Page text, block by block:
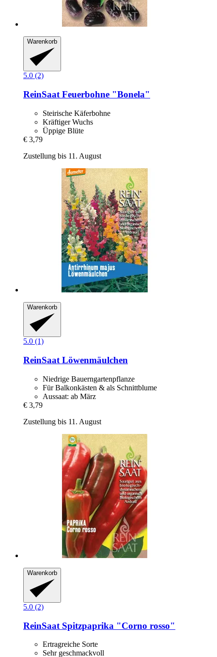
Warenkorb
5.0 (2)
ReinSaat Feuerbohne "Bonela"
Steirische Käferbohne
Kräftiger Wuchs
Üppige Blüte
€ 3,79
Zustellung bis 11. August
Warenkorb
5.0 (1)
ReinSaat Löwenmäulchen
Niedrige Bauerngartenpflanze
Für Balkonkästen & als Schnittblume
Aussaat: ab März
€ 3,79
Zustellung bis 11. August
Warenkorb
5.0 (2)
ReinSaat Spitzpaprika "Corno rosso"
Ertragreiche Sorte
Sehr geschmackvoll